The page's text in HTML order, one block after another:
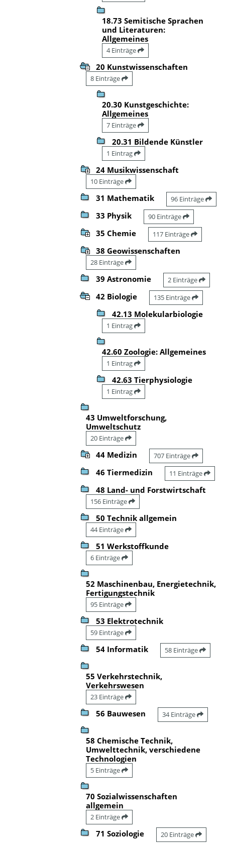
18.73 Semitische Sprachen
und Literaturen:
Allgemeines
4 Einträge
20 Kunstwissenschaften
8 Einträge
20.30 Kunstgeschichte:
Allgemeines
7 Einträge
20.31 Bildende Künstler
1 Eintrag
24 Musikwissenschaft
10 Einträge
31 Mathematik 96 Einträge
33 Physik 90 Einträge
35 Chemie 117 Einträge
38 Geowissenschaften
28 Einträge
39 Astronomie 2 Einträge
42 Biologie 135 Einträge
42.13 Molekularbiologie
1 Eintrag
42.60 Zoologie: Allgemeines
1 Eintrag
42.63 Tierphysiologie
1 Eintrag
43 Umweltforschung,
Umweltschutz
20 Einträge
44 Medizin 707 Einträge
46 Tiermedizin 11 Einträge
48 Land- und Forstwirtschaft
156 Einträge
50 Technik allgemein
44 Einträge
51 Werkstoffkunde
6 Einträge
52 Maschinenbau, Energietechnik,
Fertigungstechnik
95 Einträge
53 Elektrotechnik
59 Einträge
54 Informatik 58 Einträge
55 Verkehrstechnik,
Verkehrswesen
23 Einträge
56 Bauwesen 34 Einträge
58 Chemische Technik,
Umwelttechnik, verschiedene
Technologien
5 Einträge
70 Sozialwissenschaften
allgemein
2 Einträge
71 Soziologie 20 Einträge